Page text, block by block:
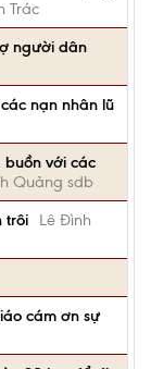
Trác
người dân
nạn nhân lũ
buồn với các
Quảng sdb
trôi
Lê Đình
cám ơn sự